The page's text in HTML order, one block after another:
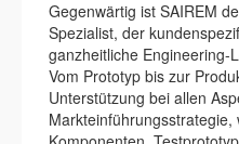
Gegenwärtig ist SAIREM
Spezialist, der
ganzheitliche Engineering-
Vom Prototyp bis zur
Unterstützung bei allen
Markteinführungsstrategie,